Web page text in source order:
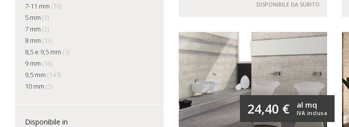
7-11 mm (10)
5 mm (1)
7 mm (2)
8 mm (13)
8,5 e 9,5 mm (1)
9 mm (16)
9,5 mm (147)
10 mm (5)
Disponibile in
DISPONIBILE DA SUBITO
24,40 € IVA inclusa
al mq